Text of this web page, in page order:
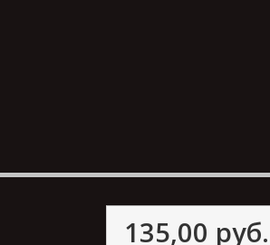
135,00 руб.